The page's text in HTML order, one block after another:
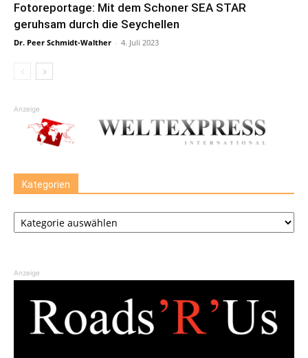
Fotoreportage: Mit dem Schoner SEA STAR
geruhsam durch die Seychellen
Dr. Peer Schmidt-Walther - 4. Juli 2023
Anzeige
Kategorien
Kategorien
Anzeige